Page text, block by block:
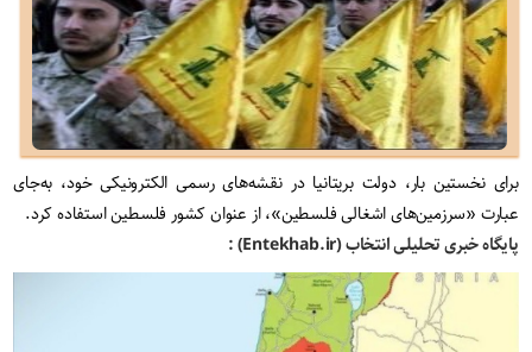
برای نخستین بار، دولت بریتانیا در نقشه‌های رسمی الکترونیکی خود، به‌جای
عبارت «سرزمین‌های اشغالی فلسطین»، از عنوان کشور فلسطین استفاده کرد.
پایگاه خبری تحلیلی انتخاب (Entekhab.ir) :